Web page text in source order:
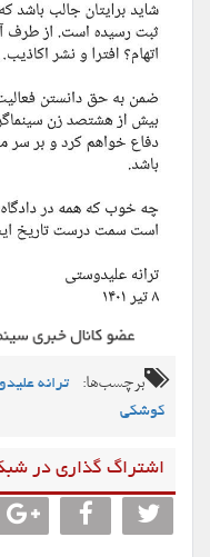
برچسب‌ها: ترانه
کوشکی
اشتراگ گذاری در